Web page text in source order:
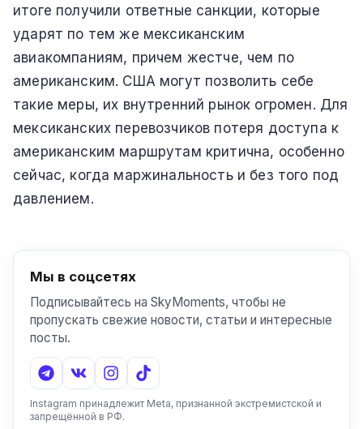
итоге получили ответные санкции, которые
ударят по тем же мексиканским
авиакомпаниям, причем жестче, чем по
американским. США могут позволить себе
такие меры, их внутренний рынок огромен. Для
мексиканских перевозчиков потеря доступа к
американским маршрутам критична, особенно
сейчас, когда маржинальность и без того под
давлением.
Мы в соцсетях
Подписывайтесь на SkyMoments, чтобы не
пропускать свежие новости, статьи и интересные
посты.
Instagram принадлежит Meta, признанной экстремистской и
запрещённой в РФ.